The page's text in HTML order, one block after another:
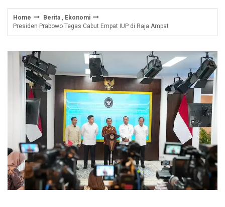
Home Berita
Ekonomi
Presiden Prabowo Tegas Cabut Empat IUP di Raja Ampat